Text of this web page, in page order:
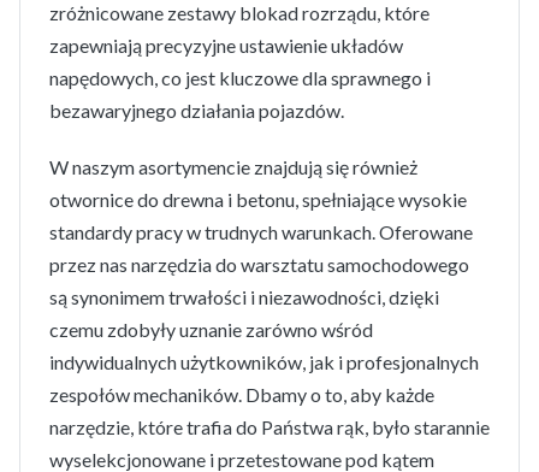
zróżnicowane zestawy blokad rozrządu, które
zapewniają precyzyjne ustawienie układów
napędowych, co jest kluczowe dla sprawnego i
bezawaryjnego działania pojazdów.
W naszym asortymencie znajdują się również
otwornice do drewna i betonu, spełniające wysokie
standardy pracy w trudnych warunkach. Oferowane
przez nas narzędzia do warsztatu samochodowego
są synonimem trwałości i niezawodności, dzięki
czemu zdobyły uznanie zarówno wśród
indywidualnych użytkowników, jak i profesjonalnych
zespołów mechaników. Dbamy o to, aby każde
narzędzie, które trafia do Państwa rąk, było starannie
wyselekcjonowane i przetestowane pod kątem